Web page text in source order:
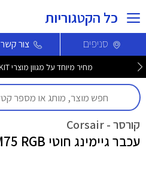
כל הקטגוריות
סניפים צור קשר
מחיר מיוחד על מגוון מוצרי PETKIT לחברי מועדון >>
קורסר - Corsair
עכבר גיימינג חוטי M75 RGB